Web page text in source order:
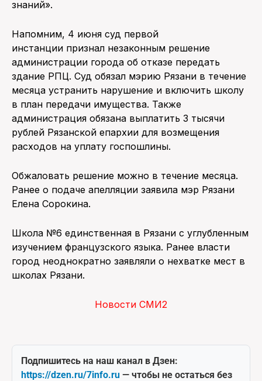
знаний».
Напомним, 4 июня суд первой
инстанции признал незаконным решение
администрации города об отказе передать
здание РПЦ. Суд обязал мэрию Рязани в течение
месяца устранить нарушение и включить школу
в план передачи имущества. Также
администрация обязана выплатить 3 тысячи
рублей Рязанской епархии для возмещения
расходов на уплату госпошлины.
Обжаловать решение можно в течение месяца.
Ранее о подаче апелляции заявила мэр Рязани
Елена Сорокина.
Школа №6 единственная в Рязани с углубленным
изучением французского языка. Ранее власти
город неоднократно заявляли о нехватке мест в
школах Рязани.
Новости СМИ2
Подпишитесь на наш канал в Дзен:
https://dzen.ru/7info.ru — чтобы не остаться без